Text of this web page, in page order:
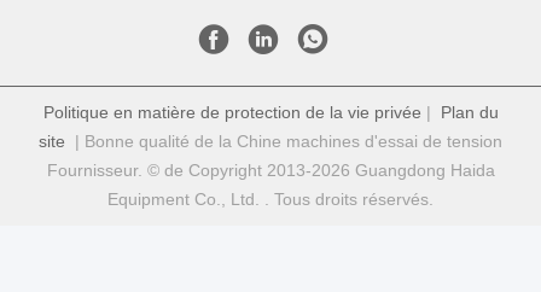
Politique en matière de protection de la vie privée | Plan du
site | Bonne qualité de la Chine machines d'essai de tension
Fournisseur. © de Copyright 2013-2026 Guangdong Haida
Equipment Co., Ltd. . Tous droits réservés.